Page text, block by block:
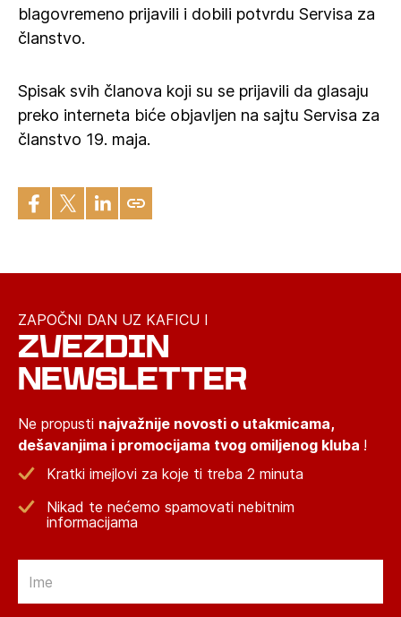
blagovremeno prijavili i dobili potvrdu Servisa za
članstvo.
Spisak svih članova koji su se prijavili da glasaju
preko interneta biće objavljen na sajtu Servisa za
članstvo 19. maja.
ZAPOČNI DAN UZ KAFICU I
ZVEZDIN
NEWSLETTER
Ne propusti najvažnije novosti o utakmicama,
dešavanjima i promocijama tvog omiljenog kluba !
Kratki imejlovi za koje ti treba 2 minuta
Nikad te nećemo spamovati nebitnim
informacijama